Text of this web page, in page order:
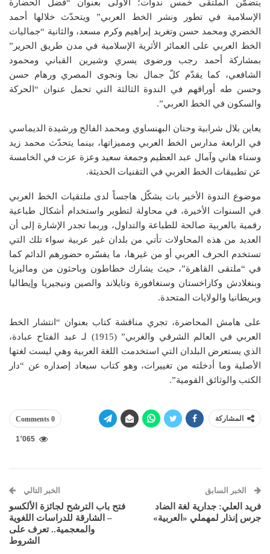
يتضمّن الملتقى خمس ندوات؛ الأولى بعنوان “فضل الحضارة
الإسلامية في تطور ونشر الخط العربي” ويتحدّث خلالها أحمد
الخضري ومحمد حسن وتغريد إبراهيم وكرم مسعد، والثانية “جماليات
الخط العربي على العمائر الأثرية الإسلامية في مدن طريق الحرير”
بمشاركة أحمد رجب ورضوى يسري وشيرين القباني ومحمود
الشافعي، كما يقدّم كلّ جمال نجا ونجوى المصري ورهام حسن
وحسن طه أوراقهم في الندوة الثالثة التي تحمل عنوان “الحركة
والسكون في الخط العربي”.
يعاين بلال شرابية وحنان البهنساوي ومحمد الفالح ورشيدة الديماسي
في الرابعة مدارس الخط العربي ومميزاتها، بينما يتحدّث محمد زيد
وسناء هاني وآمال عبد العظيم وجمعة سعيد وعزة عزت في الخامسة
عن تطبيقات الخط العربي في التقنيات الحديثة.
موضوع الندوة الأخير بات يشكّل هاجساً لدى ملتقيات الخط العربي
في السنوات الأخيرة، في محاولة لتطوير واستخدام أشكال طباعية
رقمية بالعربية صالحة للطباعة والتداول، وربما تجدر الإشارة إلى أن
العديد من هذه المحاولات تأتي من بلدان غير عربية سواء تلك التي
تستخدم الحرف العربي أو من غيرها، ما يفسّره حضورهم الدائم كما
في “ملتقى القاهرة”، حيث يشارك خطاطون وباحثون من وماليزيا
وبنغلادش وكازاخستان وسنغافورة وتايلاند والصين ونيجيريا وإيطاليا
وبريطانيا والولايات المتحدة.
على هامش المحاضرة، تجري مناقشة كتاب بعنوان “انتشار الخط
العربي في العالم الشرقي والغربي” (1915) لـ عبد الفتاح عبادة،
الذي يستعرض البلدان التي استخدمت اللغة العربية وهي ليست لغتها
الأصلية وما أدخلته من تغييرات، وهو كتاب سيعاد إصداره عن “دار
الكتب والوثائق القومية”.
المشاركة 0 Comments
1٬065
الخبر السابق
فريد العلي: جدارية لغة الضاد
جرس إنذار لمهملي «العربية»
الخبر التالي
فتح باب الترشح لجائزة الألكسو
– الشارقة للدراسات اللغوية
والمعجمية.. تعرف على
الشروط